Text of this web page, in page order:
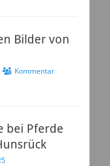
Bilder von
Kommentar
bei Pferde